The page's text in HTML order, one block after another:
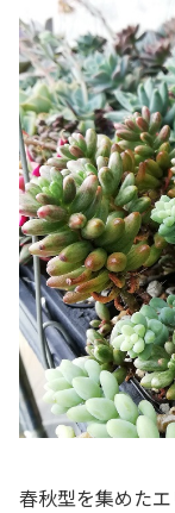
春秋型を集めたエ